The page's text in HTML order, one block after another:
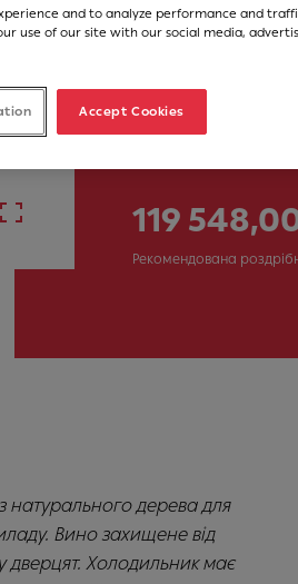
FMY 24
Артикул
131.0717.412
119
Рекомендована
натурального дерева для
Вино захищене від
дверцят. Холодильник має
and to analyze performance and
use of our site with our social media,
Accept Cookies